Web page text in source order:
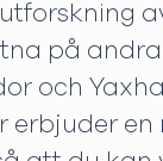
på
och
erbjuder en